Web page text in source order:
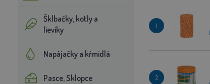
Šklbačky, kotly a
lieviky
Napájačky a kŕmidlá
Pasce, Sklopce
1
2